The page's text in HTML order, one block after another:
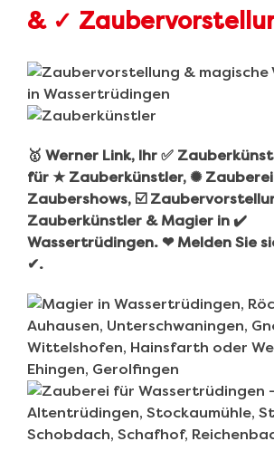
🥇 Werner Link, Ihr ✅
für ★ Zauberkünstler, ✺
Zaubershows, ☑️
Zauberkünstler & Magier in ✔️
Wassertrüdingen. ❤ Melden Sie
✔.